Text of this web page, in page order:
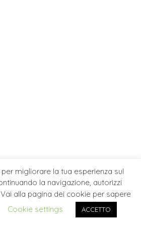
migliorare la tua esperienza sul
la navigazione, autorizzi
alla pagina dei cookie per sapere
Cookie settings ACCETTO